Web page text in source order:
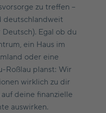
zu treffen –
deutschlandweit
Egal ob du
ein Haus im
oder eine
Roßlau planst: Wir
wirklich zu dir
deine finanzielle
auswirken.